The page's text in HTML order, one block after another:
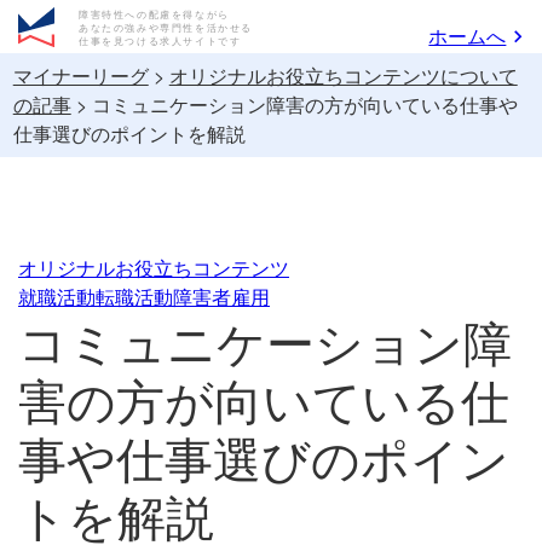
障害特性への配慮を得ながら
あなたの強みや専門性を活かせる
仕事を見つける求人サイトです
ホームへ
マイナーリーグ> オリジナルお役立ちコンテンツについて
の記事> コミュニケーション障害の方が向いている仕事や
仕事選びのポイントを解説
オリジナルお役立ちコンテンツ
就職活動転職活動障害者雇用
コミュニケーション障
害の方が向いている仕
事や仕事選びのポイン
トを解説